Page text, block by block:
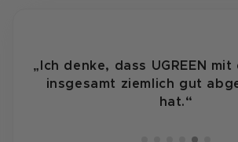
„Ich denke, dass UGREEN
insgesamt ziemlich gut
hat.“